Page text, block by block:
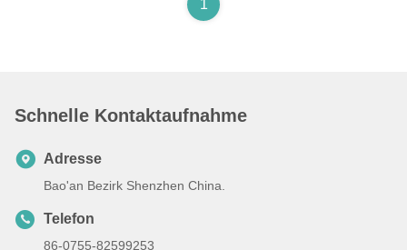
1
Schnelle Kontaktaufnahme
Adresse
Bao'an Bezirk Shenzhen China.
Telefon
86-0755-82599253